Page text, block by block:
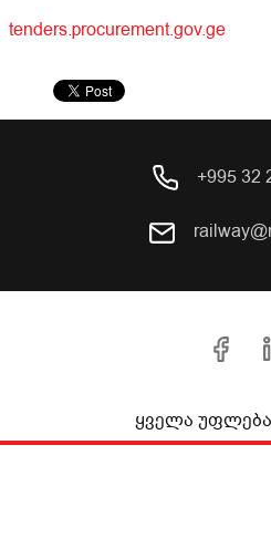
tenders.procurement.gov.ge
+995 32
ყველა